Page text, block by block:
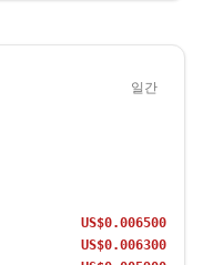
일간
US$0.006500
US$0.006300